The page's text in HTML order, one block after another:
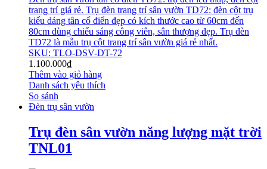
trang trí giá rẻ. Trụ đèn trang trí sân vườn TD72: đèn cột trụ
kiểu dáng tân cổ điển đẹp có kích thước cao từ 60cm đến
80cm dùng chiếu sáng công viên, sân thượng đẹp. Trụ đèn
TD72 là mẫu trụ cột trang trí sân vườn giá rẻ nhất.
SKU: TLO-DSV-DT-72
1.100.000₫
Thêm vào giỏ hàng
Danh sách yêu thích
So sánh
Đèn trụ sân vườn
Trụ đèn sân vườn năng lượng mặt trời
TNL01